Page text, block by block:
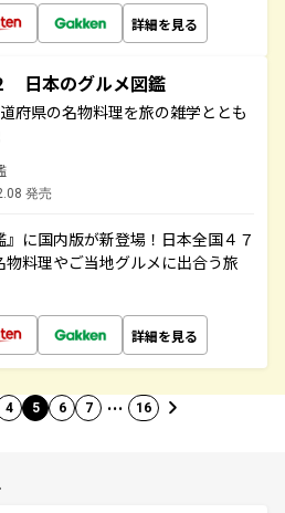
詳細を見る
日本のグルメ図鑑
府県の名物料理を旅の雑学ととも
発売
に国内版が新登場！日本全国４７
料理やご当地グルメに出合う旅
詳細を見る
4 5 6 7 … 16